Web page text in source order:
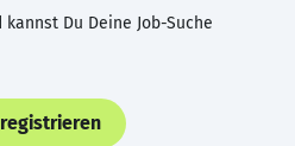
Du Deine Job-Suche